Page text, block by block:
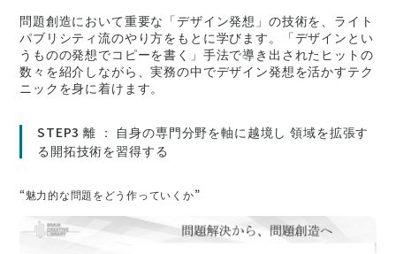
問題創造において重要な「デザイン発想」の技術を、ライト
パブリシティ流のやり方をもとに学びます。「デザインとい
うものの発想でコピーを書く」手法で導き出されたヒットの
数々を紹介しながら、実務の中でデザイン発想を活かすテク
ニックを身に着けます。
STEP3 離 ： 自身の専門分野を軸に越境し 領域を拡張す
る開拓技術を習得する
“魅力的な問題をどう作っていくか”